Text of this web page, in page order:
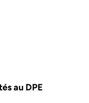
au DPE